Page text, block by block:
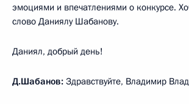
эмоциями и впечатлениями о конкурсе.
слово Даниялу Шабанову.
Даниял, добрый день!
Д.Шабанов: Здравствуйте, Владимир